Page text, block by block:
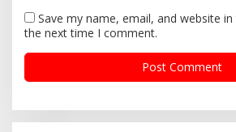
Save my name, email, and website
the next time I comment.